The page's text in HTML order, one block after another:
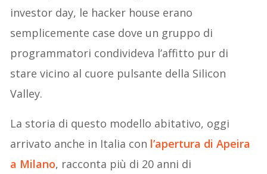
investor day, le hacker house erano
semplicemente case dove un gruppo di
programmatori condivideva l’affitto pur di
stare vicino al cuore pulsante della Silicon
Valley.
La storia di questo modello abitativo, oggi
arrivato anche in Italia con l’apertura di Apeira
a Milano, racconta più di 20 anni di